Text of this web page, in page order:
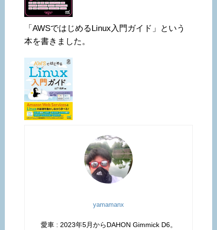
「AWSではじめるLinux入門ガイド」という
本を書きました。
yamamanx
愛車 : 2023年5月からDAHON Gimmick D6。